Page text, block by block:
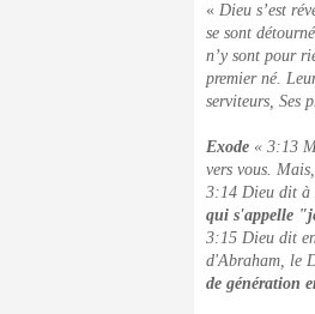
« Dieu s’est
se sont
n’y sont pour
premier né.
serviteurs, Ses
Exode « 3:13
vers vous.
3:14 Dieu dit à
qui s'appelle
3:15 Dieu dit
d'Abraham, le
de génération